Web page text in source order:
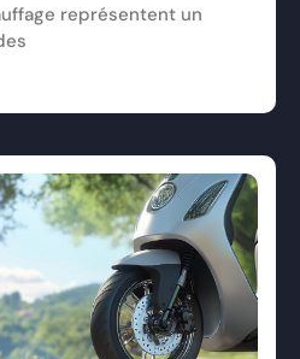
représentent un